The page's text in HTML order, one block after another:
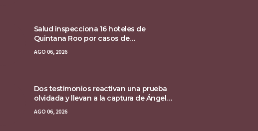
Salud inspecciona 16 hoteles de
Quintana Roo por casos de
ciclosporiasis
AGO 06, 2026
Dos testimonios reactivan una prueba
olvidada y llevan a la captura de Ángel
Aguirre
AGO 06, 2026